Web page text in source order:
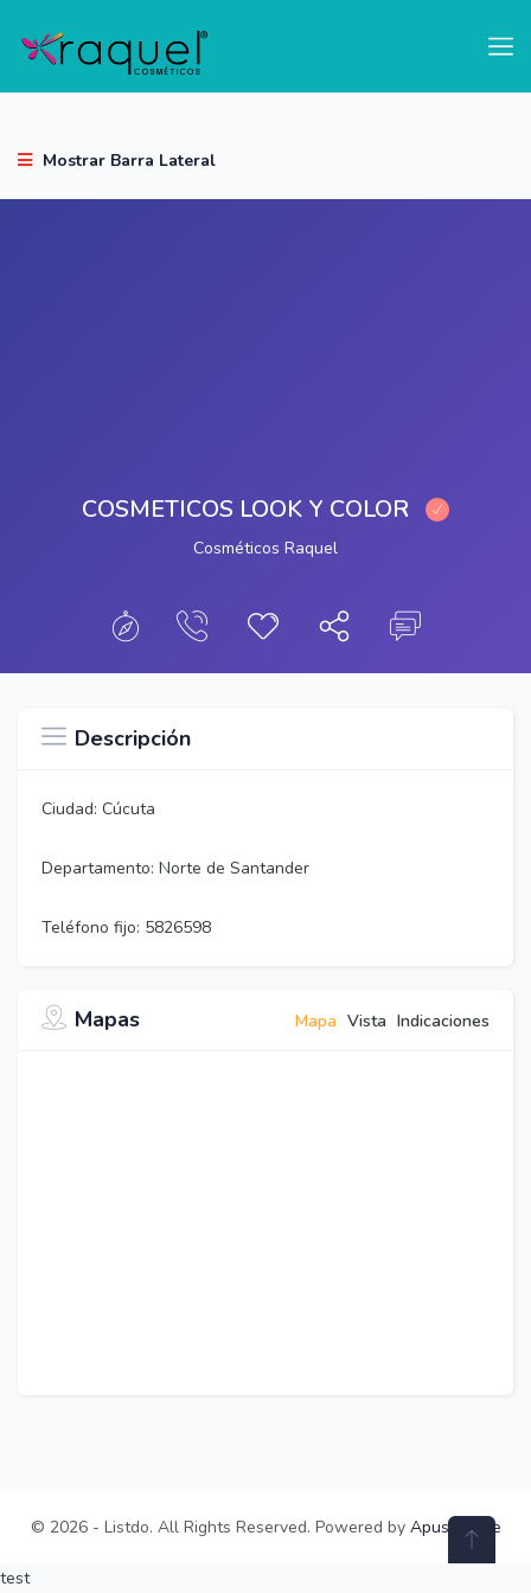
Mostrar Barra Lateral
COSMETICOS LOOK Y COLOR
Cosméticos Raquel
Descripción
Ciudad: Cúcuta
Departamento: Norte de Santander
Teléfono fijo: 5826598
Mapas Mapa Vista Indicaciones
© 2026 - Listdo. All Rights Reserved. Powered by ApusTheme
test